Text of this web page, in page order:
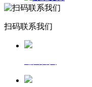
扫码联系我们